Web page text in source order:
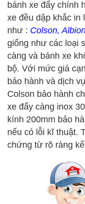
bánh xe đẩy chính
xe đều dập khắc in
như : Colson,
giống như các loại
càng và bánh xe
bộ. Với mức giá
bảo hành và dịch
Colson bảo hành
xe đẩy càng inox
kính 200mm bảo
nếu có lỗi kĩ thuật.
chứng từ rõ ràng